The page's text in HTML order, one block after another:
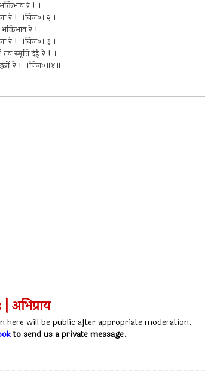
रे ! ।
जा रे ! ॥निज०॥२॥
रे ! ।
जा रे ! ॥निज०॥३॥
स्मृति देईं रे ! ।
रे ! ॥निज०॥४॥
here will be public after appropriate moderation.
to send us a private message.